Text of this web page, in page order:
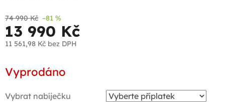
74 990 Kč –81 %
13 990 Kč
11 561,98 Kč bez DPH
cena:
Vyprodáno
Vybrat nabíječku